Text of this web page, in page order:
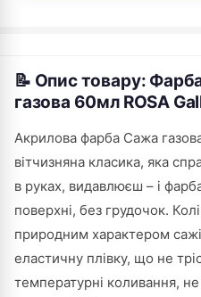
📝 Опис товару:
газова 60мл ROSA
Акрилова фарба Сажа
вітчизняна класика, яка
в руках, видавлюєш – і
поверхні, без грудочок.
природним характером
еластичну плівку, що не
температурні коливання,